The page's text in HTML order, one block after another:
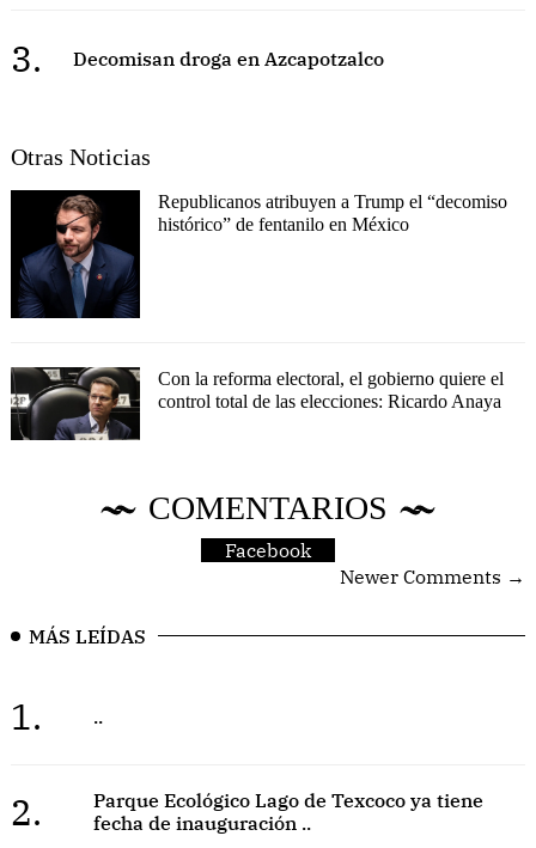
3. Decomisan droga en Azcapotzalco
Otras Noticias
Republicanos atribuyen a Trump el “decomiso
histórico” de fentanilo en México
Con la reforma electoral, el gobierno quiere el
control total de las elecciones: Ricardo Anaya
COMENTARIOS
Facebook
Newer Comments →
MÁS LEÍDAS
1. ..
2.
Parque Ecológico Lago de Texcoco ya tiene
fecha de inauguración ..